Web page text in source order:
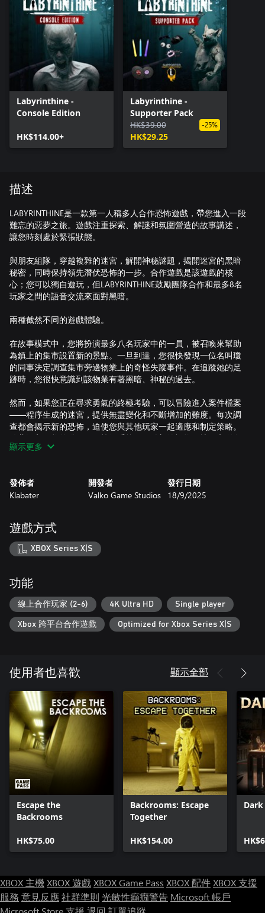
Labyrinthine -
Console Edition
HK$114.00+
Labyrinthine -
Supporter Pack
HK$39.00
HK$29.25
-25%
描述
LABYRINTHINE是一款第一人稱多人合作恐怖遊戲，帶您進入一段
難忘的惡夢之旅。遊戲注重探索、解謎和氛圍營造的故事講述，
讓您時刻處於緊張狀態。
與朋友組隊，穿越複雜的迷宮，解開神秘謎題，揭開迷宮的黑暗
秘密，同時保持領先潛伏恐怖的一步。合作遊戲是該遊戲的核
心；您可以獨自遊玩，但LABYRINTHINE鼓勵團隊合作和最多8名
玩家之間的語音交流來面對黑暗。
兩種截然不同的遊戲體驗。
在故事模式中，您將扮演最多八名玩家中的一員，被召喚來幫助
為鎮上的集市設置新的景點。一旦到達，您很快發現一位名叫瓊
的同事決定調查集市旁邊物業上的奇怪失蹤事件。在追蹤她的足
跡時，您很快意識到該物業有著黑暗、神秘的過去。
然而，如果您正在尋求勇氣的終極考驗，可以冒險進入案件檔案
——程序生成的迷宮，提供無盡變化和不斷增加的難度。每次調
查都會揭示新的恐怖，迫使您與其他玩家一起適應和制定策略。
隨著深入，您將發現一個等級系統，解鎖新的怪物、地圖和稀有
裝飾品。
● 跨平台遊戲：與其他平台上的朋友一起遊戲。
● 交流：使用遊戲內語音聊天與團隊協調行動。
● 故事模式：在6個章節中揭開迷宮的恐怖歷史。
● 創建您的案件，加入朋友的挑戰，完成日常任務。
● 升級系統可解鎖19種迷宮類型。
● 加入充滿活力的活躍社區，與其他玩家分享您的體驗
Labyrinthine - Supporter Pack
這是支持者包，一系列獨特的裝飾品和個性化選項，僅在此版本
中提供。獻給所有《迷宮》的粉絲！
額外螢光棒顏色
有人會說螢光棒是《迷宮》的核心，無論你是用它們來導航迷
紫色和黃色。與自定義螢光棒完全兼容，並對所有玩家可見。
用獨特的角色物品脫穎而出：
● 動畫豆豆眼，跟隨你的移動
● 一個賽博朋克面罩，在你說話時會脈衝和發光
顯示更多
發佈者
Klabater
開發者
Valko Game Studios
發行日期
18/9/2025
遊戲方式
XBOX Series X|S
功能
線上合作玩家 (2-6) 4K Ultra HD Single player
Xbox 跨平台合作遊戲 Optimized for Xbox Series X|S
使用者也喜歡 顯示全部
Escape the
Backrooms
HK$75.00
Backrooms: Escape
Together
HK$154.00
XBOX 主機XBOX 遊戲XBOX Game Pass XBOX 配件XBOX 支援
服務 意見反應社群準則 光敏性癲癇警告 Microsoft 帳戶